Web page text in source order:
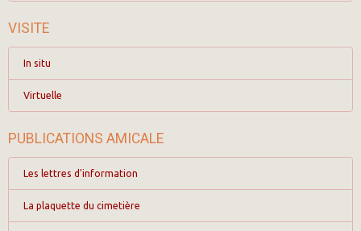
VISITE
In situ
Virtuelle
PUBLICATIONS AMICALE
Les lettres d'information
La plaquette du cimetière